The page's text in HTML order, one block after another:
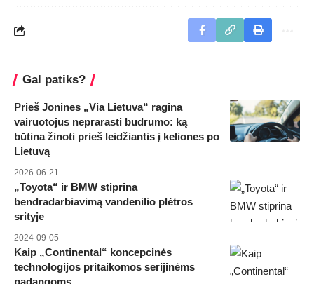
Gal patiks?
Prieš Jonines „Via Lietuva“ ragina
vairuotojus neprarasti budrumo: ką
būtina žinoti prieš leidžiantis į keliones po
Lietuvą
2026-06-21
„Toyota“ ir BMW stiprina
bendradarbiavimą vandenilio plėtros
srityje
2024-09-05
Kaip „Continental“ koncepcinės
technologijos pritaikomos serijinėms